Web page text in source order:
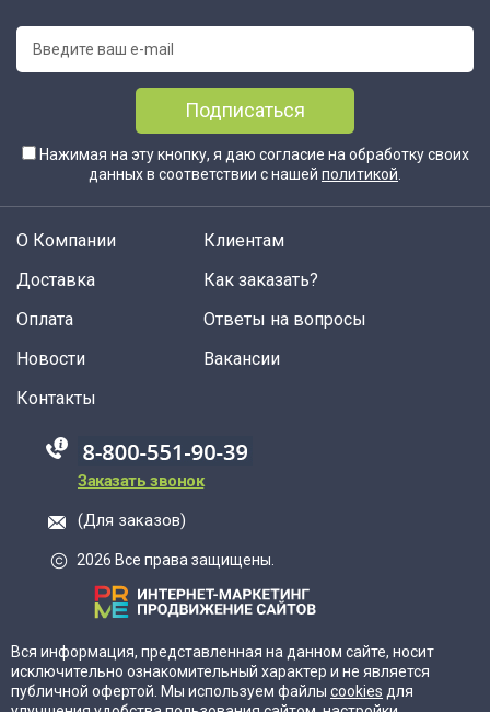
Подписаться
Нажимая на эту кнопку, я даю согласие на обработку своих
данных в соответствии с нашей политикой
О Компании
Доставка
Оплата
Новости
Клиентам
Как заказать?
Ответы на вопросы
Вакансии
Контакты
88005555550
Заказать звонок
(Для заказов)
2026 Все права защищены.
Вся информация, представленная на данном сайте, носит
исключительно ознакомительный характер и не является
публичной офертой. Мы используем файлы cookies для